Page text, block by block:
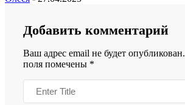
Добавить комментарий
Ваш адрес email не будет опубликован.
поля помечены *